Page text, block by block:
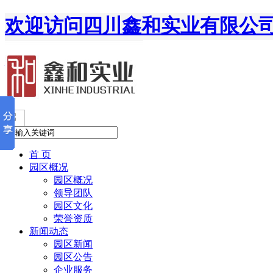
欢迎访问四川鑫和实业有限公
联系我们 -在线留言
028-67518950
首 页
园区概况
园区概况
领导团队
园区文化
荣誉资质
新闻动态
园区新闻
园区公告
企业服务